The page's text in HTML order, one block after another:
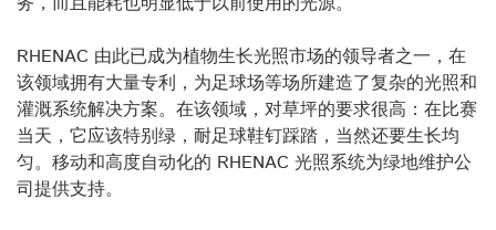
RHENAC 由此已成为植物生长光照市场的领导者之一，在
该领域拥有大量专利，为足球场等场所建造了复杂的光照和
灌溉系统解决方案。在该领域，对草坪的要求很高：在比赛
当天，它应该特别绿，耐足球鞋钉踩踏，当然还要生长均
匀。移动和高度自动化的 RHENAC 光照系统为绿地维护公
司提供支持。